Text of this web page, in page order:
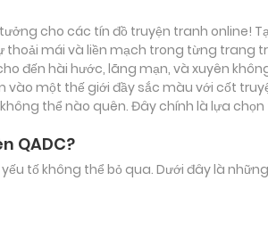
cho các tín đồ truyện tranh online!
mái và liền mạch trong từng trang
đến hài hước, lãng mạn, và xuyên
vào một thế giới đầy sắc màu với cốt
thể nào quên. Đây chính là lựa
QADC?
tố không thể bỏ qua. Dưới đây là